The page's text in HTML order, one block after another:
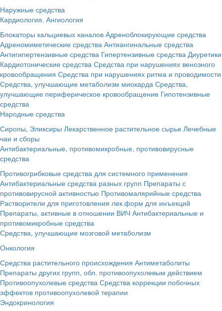
Наружные средства
Кардиология. Ангиология
Блокаторы кальциевых каналов Адреноблокирующие средства
Адреномиметические средства Антиангинальные средства
Антигипертензивные средства Гипертензивные средства Диуретики
Кардиотонические средства Средства при нарушениях венозного
кровообращения Средства при нарушениях ритма и проводимости
Средства, улучшающие метаболизм миокарда Средства,
улучшающие периферическое кровообращение Гипотензивные
средства
Народные средства
Сиропы, Эликсиры Лекарственное растительное сырье Лечебные
чаи и сборы
Антибактериальные, противомикробные, противовирусные
средства
Противогрибковые средства для системного применения
Антибактериальные средства разных групп Препараты с
противовирусной активностью Противомалярийные средства
Растворители для приготовления лек.форм для инъекций
Препараты, активные в отношении ВИЧ Антибактериальные и
противомикробные средства
Средства, улучшающие мозговой метаболизм
Онкология
Средства растительного происхождения Антиметаболиты
Препараты других групп, обл. противоопухолевым действием
Противоопухолевые средства Средства коррекции побочных
эффектов противоопухолевой терапии
Эндокринология